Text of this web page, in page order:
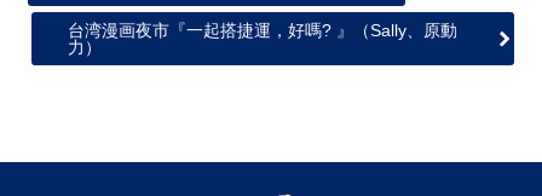
台湾漫画夜市『一起搭捷運，好嗎? 』（Sally、原動
力）